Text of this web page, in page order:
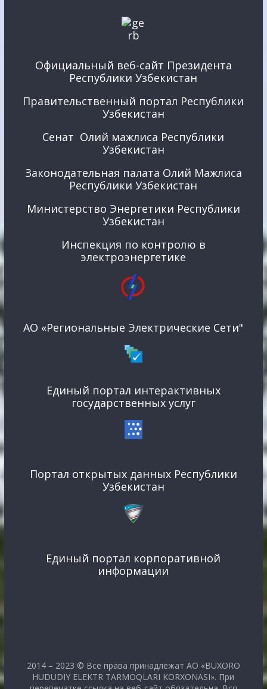
Официальный веб-сайт Президента
Республики Узбекистан
Правительственный портал Республики
Узбекистан
Сенат Олий мажлиса Республики
Узбекистан
Законодательная палата Олий Мажлиса
Республики Узбекистан
Министерство Энергетики Республики
Узбекистан
Инспекция по контролю в
электроэнергетике
АО «Региональные Электрические Сети"
Единый портал интерактивных
государственных услуг
Портал открытых данных Республики
Узбекистан
Единый портал корпоративной
информации
2014 – 2023 © Все права принадлежат АО «BUXORO
HUDUDIY ELEKTR TARMOQLARI KORXONASI». При